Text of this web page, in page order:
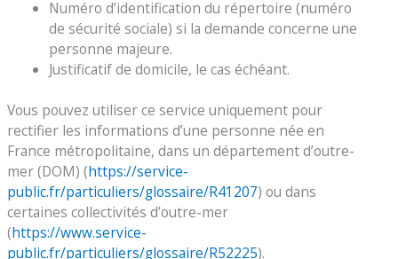
Numéro d’identification du répertoire (numéro
de sécurité sociale) si la demande concerne une
personne majeure.
Justificatif de domicile, le cas échéant.
Vous pouvez utiliser ce service uniquement pour
rectifier les informations d’une personne née en
France métropolitaine, dans un département d’outre-
mer (DOM) (https://service-
public.fr/particuliers/glossaire/R41207) ou dans
certaines collectivités d’outre-mer
(https://www.service-
public.fr/particuliers/glossaire/R52225).